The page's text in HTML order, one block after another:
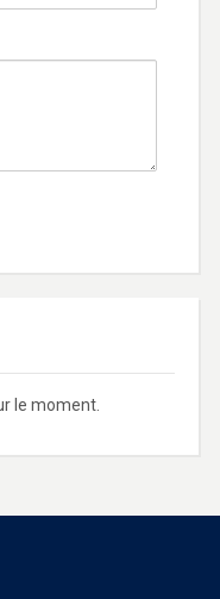
le moment.